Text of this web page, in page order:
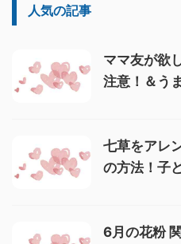
人気の記事
ママ友が欲
注意！＆う
七草をアレ
の方法！子
6月の花粉